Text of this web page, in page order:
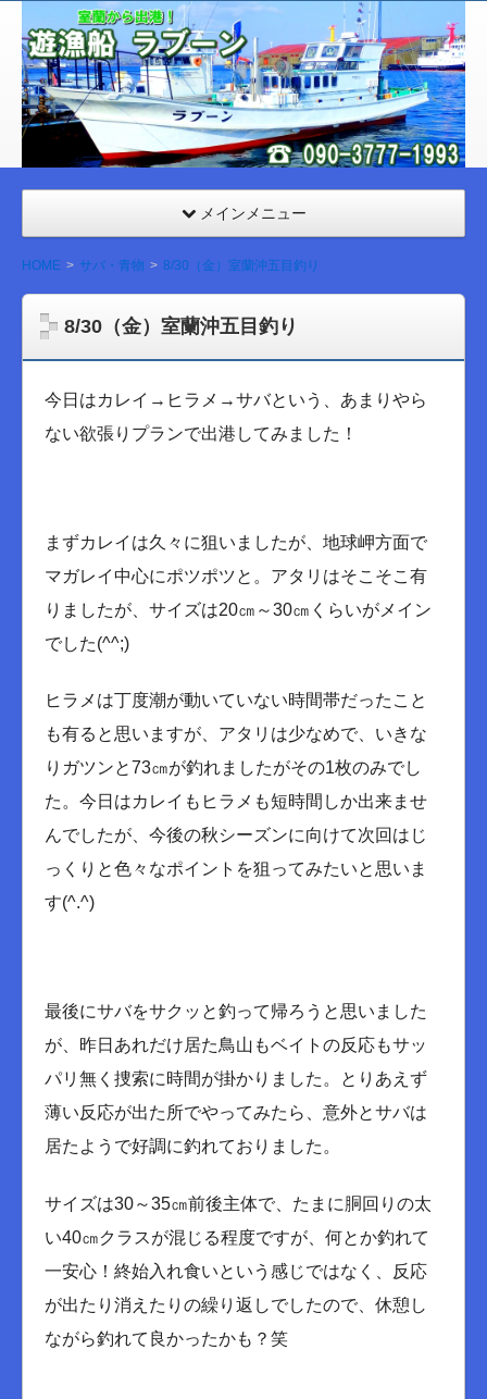
室
蘭
遊漁
船
ラブ
ーン
メインメニュー
HOME サバ・青物 8/30（金）室蘭沖五目釣り
8/30（金）室蘭沖五目釣り
今日はカレイ→ヒラメ→サバという、あまりやら
ない欲張りプランで出港してみました！
まずカレイは久々に狙いましたが、地球岬方面で
マガレイ中心にポツポツと。アタリはそこそこ有
りましたが、サイズは20㎝～30㎝くらいがメイン
でした(^^;)
ヒラメは丁度潮が動いていない時間帯だったこと
も有ると思いますが、アタリは少なめで、いきな
りガツンと73㎝が釣れましたがその1枚のみでし
た。今日はカレイもヒラメも短時間しか出来ませ
んでしたが、今後の秋シーズンに向けて次回はじ
っくりと色々なポイントを狙ってみたいと思いま
す(^.^)
最後にサバをサクッと釣って帰ろうと思いました
が、昨日あれだけ居た鳥山もベイトの反応もサッ
パリ無く捜索に時間が掛かりました。とりあえず
薄い反応が出た所でやってみたら、意外とサバは
居たようで好調に釣れておりました。
サイズは30～35㎝前後主体で、たまに胴回りの太
い40㎝クラスが混じる程度ですが、何とか釣れて
一安心！終始入れ食いという感じではなく、反応
が出たり消えたりの繰り返しでしたので、休憩し
ながら釣れて良かったかも？笑